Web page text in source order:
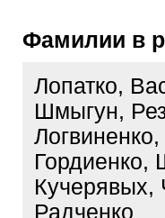
Фамилии в
Лопатко,
Шмыгун,
Гордиенко,
Кучерявых,
Радченко